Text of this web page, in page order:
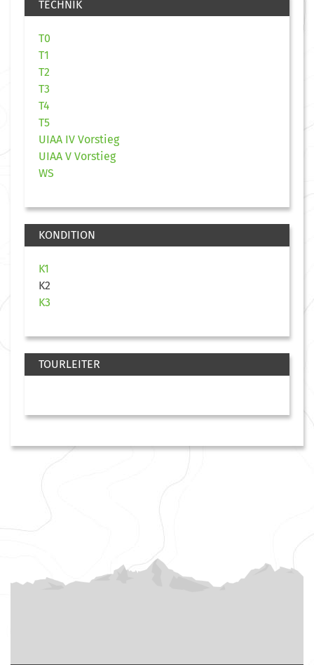
TECHNIK
T0
T1
T2
T3
T4
T5
UIAA IV Vorstieg
UIAA V Vorstieg
WS
KONDITION
K1
K2
K3
TOURLEITER